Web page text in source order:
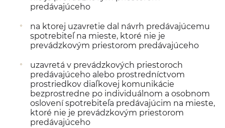
predávajúceho
na ktorej uzavretie dal návrh predávajúcemu
spotrebiteľ na mieste, ktoré nie je
prevádzkovým priestorom predávajúceho
uzavretá v prevádzkových priestoroch
predávajúceho alebo prostredníctvom
prostriedkov diaľkovej komunikácie
bezprostredne po individuálnom a osobnom
oslovení spotrebiteľa predávajúcim na mieste,
ktoré nie je prevádzkovým priestorom
predávajúceho